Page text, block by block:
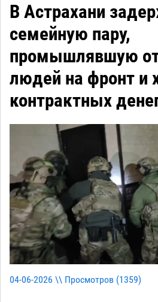
В Астрахани
семейную пару,
промышлявшую
людей на фронт и
контрактных
04-06-2026 \\ Просмотров (1359)